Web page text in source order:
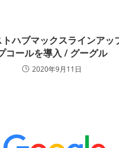
ハブマックスラインアッ
コールを導入 / グーグル
2020年9月11日